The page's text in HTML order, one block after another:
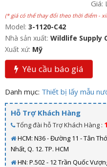
Giá:
(* giá có thể thay đổi theo thời điểm -
Model: 3-1120-C42
Nhà sản xuất: Wildlife Supply
Xuất xứ: Mỹ
Yêu cầu báo giá
Danh mục: Thiết bị lấy mẫu
Hỗ Trợ Khách Hàng
Tổng đài hỗ Trợ Khách Hàng :
HCM: N36 - Đường 11 - Tân
Nhất, Q. 12. TP. HCM
HN: P.502 - 12 Trần Quốc